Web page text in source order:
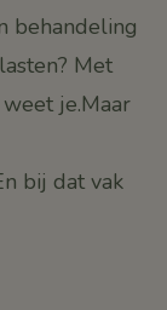
behandeling
Met
je.Maar
bij dat vak